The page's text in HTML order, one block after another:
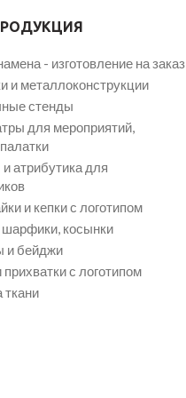
- изготовление на заказ
и металлоконструкции
стенды
для мероприятий,
атрибутика для
и кепки с логотипом
шарфики, косынки
и бейджи
с логотипом
ткани